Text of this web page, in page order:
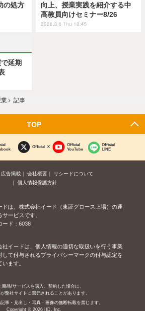
の処方
向上、授業実践を紹介する中
高教員向けセミナー8/26
2026.8.6 Thu 18:45
延期
業 › 記事
TOP
Official X
Official
YouTube
Official
LINE
広告掲載 会社概要
リシードについて
個人情報保護方針
ドは、株式会社イード（東証グロース上場）の運
サービスです。
ード：6038
社イードは、個人情報の適切な取扱いを行う事業
して付与されるプライバシーマークの付与認定を
います。
商品/サービスを購入、契約した場合に、
弊社サイトに還元されることがあります。
事・見出し・写真・画像の無断転載を禁じます。
Copyright © 2026 IID, Inc.